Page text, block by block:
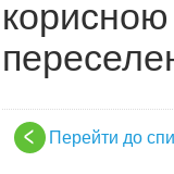
Перейти до